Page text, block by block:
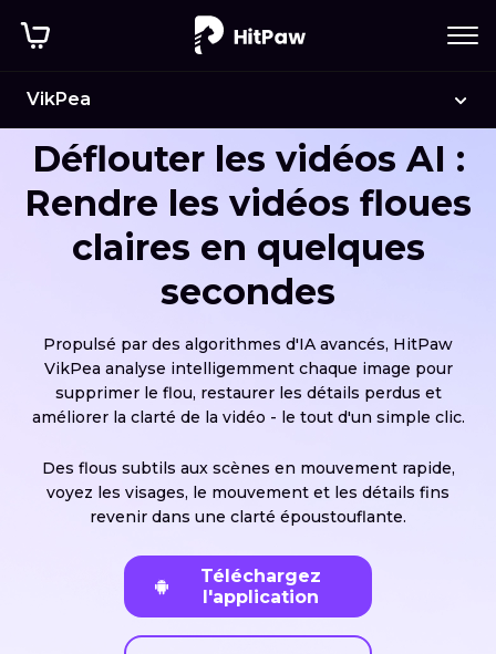
VikPea
Déflouter les vidéos AI :
Rendre les vidéos floues
claires en quelques
secondes
Propulsé par des algorithmes d'IA avancés, HitPaw
VikPea analyse intelligemment chaque image pour
supprimer le flou, restaurer les détails perdus et
améliorer la clarté de la vidéo - le tout d'un simple clic.
Des flous subtils aux scènes en mouvement rapide,
voyez les visages, le mouvement et les détails fins
revenir dans une clarté époustouflante.
Téléchargez
l'application